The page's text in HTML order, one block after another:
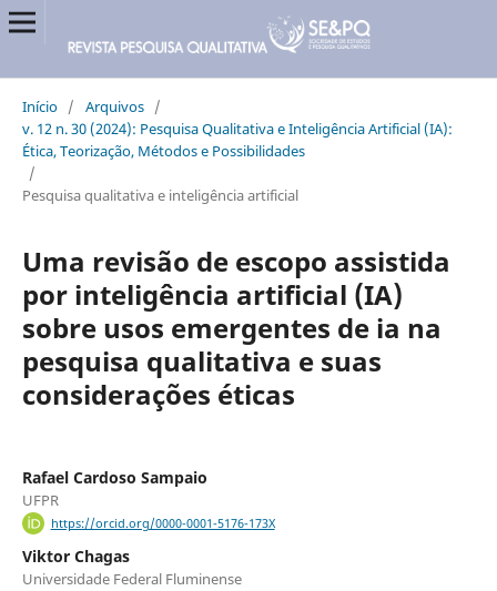
Início / Arquivos /
v. 12 n. 30 (2024): Pesquisa Qualitativa e Inteligência Artificial (IA):
Ética, Teorização, Métodos e Possibilidades
/
Pesquisa qualitativa e inteligência artificial
Uma revisão de escopo assistida
por inteligência artificial (IA)
sobre usos emergentes de ia na
pesquisa qualitativa e suas
considerações éticas
Rafael Cardoso Sampaio
UFPR
https://orcid.org/0000-0001-5176-173X
Viktor Chagas
Universidade Federal Fluminense